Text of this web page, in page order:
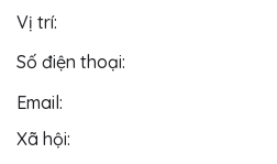
Vị trí:
Số điện thoại:
Email:
Xã hội: